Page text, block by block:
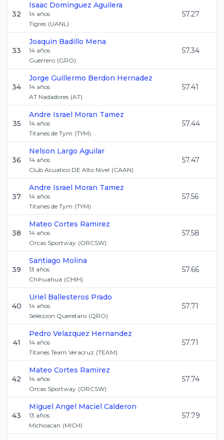
32
Isaac Dominguez Aguilera
14 años
Tigres (UANL)
57.27
33
Joaquin Badillo Mena
14 años
Guerrero (GRO)
57.34
34
Jorge Guillermo Berdon Hernadez
14 años
AT Nadadores (AT)
57.41
35
Andre Israel Moran Tamez
14 años
Titanes de Tym (TYM)
57.44
36
Nelson Largo Aguilar
14 años
Club Acuatico DE Alto Nivel (CAAN)
57.47
37
Andre Israel Moran Tamez
14 años
Titanes de Tym (TYM)
57.56
38
Mateo Cortes Ramirez
14 años
Orcas Sportway (ORCSW)
57.58
39
Santiago Molina
13 años
Chihuahua (CHIH)
57.66
40
Uriel Ballesteros Prado
14 años
Seleccion Queretaro (QRO)
57.71
41
Pedro Velazquez Hernandez
14 años
Titanes Team Veracruz (TEAM)
57.71
42
Mateo Cortes Ramirez
14 años
Orcas Sportway (ORCSW)
57.74
43
Miguel Angel Maciel Calderon
13 años
Michoacan (MICH)
57.79